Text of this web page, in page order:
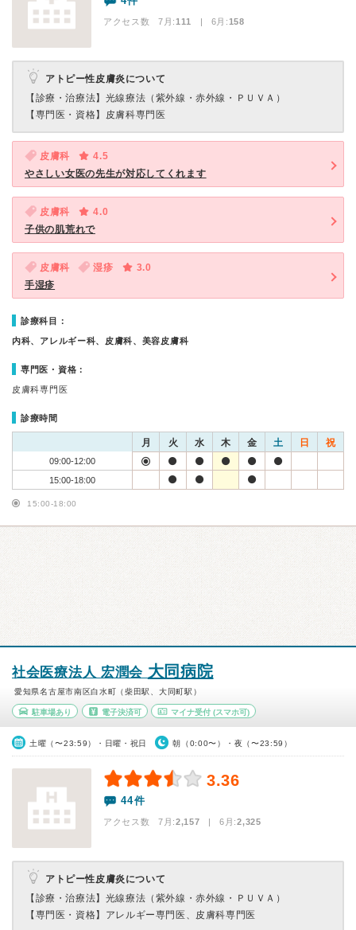
アクセス数 7月:111 | 6月:158
アトピー性皮膚炎について
【診療・治療法】 光線療法（紫外線・赤外線・ＰＵＶＡ）
【専門医・資格】 皮膚科専門医
皮膚科
4.5
やさしい女医の先生が対応してくれます
皮膚科
4.0
子供の肌荒れで
皮膚科 湿疹
3.0
手湿疹
診療科目：
内科、アレルギー科、皮膚科、美容皮膚科
専門医・資格：
皮膚科専門医
診療時間
月 火 水 木 金 土 日 祝
09:00-12:00
15:00-18:00
15:00-18:00
社会医療法人 宏潤会 大同病院
愛知県名古屋市南区白水町（柴田駅、大同町駅）
駐車場あり 電子決済可 マイナ受付 (スマホ可)
土曜（〜23:59）・日曜・祝日 朝（0:00〜）・夜（〜23:59）
3.36
44件
アクセス数 7月:2,157 | 6月:2,325
アトピー性皮膚炎について
【診療・治療法】 光線療法（紫外線・赤外線・ＰＵＶＡ）
【専門医・資格】 アレルギー専門医、皮膚科専門医